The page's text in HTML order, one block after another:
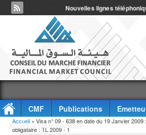
Nouvelles lignes
CMF Publications
Accès à l'information
Vous êtes ici
Accueil » Visa n° 09 - 638 en date du 19 Janvier
obligataire : TL 2009 - 1